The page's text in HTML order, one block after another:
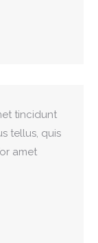
tincidunt
tellus, quis
amet